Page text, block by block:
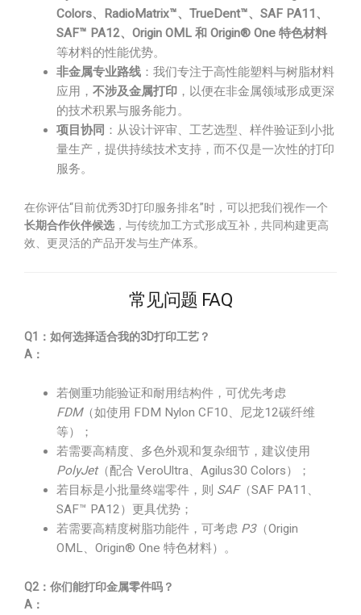
Colors、RadioMatrix™、TrueDent™、SAF PA11、
SAF™ PA12、Origin OML 和 Origin® One 特色材料
等材料的性能优势。
非金属专业路线 ：我们专注于高性能塑料与树脂材料
应用， 不涉及金属打印 ，以便在非金属领域形成更深
的技术积累与服务能力。
项目协同 ：从设计评审、工艺选型、样件验证到小批
量生产，提供持续技术支持，而不仅是一次性的打印
服务。
在你评估“目前优秀3D打印服务排名”时，可以把我们视作一个
长期合作伙伴候选 ，与传统加工方式形成互补，共同构建更高
效、更灵活的产品开发与生产体系。
常见问题 FAQ
Q1：如何选择适合我的3D打印工艺？
A：
若侧重功能验证和耐用结构件，可优先考虑
FDM（如使用 FDM Nylon CF10、尼龙12碳纤维
等）；
若需要高精度、多色外观和复杂细节，建议使用
PolyJet（配合 VeroUltra、Agilus30 Colors）；
若目标是小批量终端零件，则 SAF（SAF PA11、
SAF™ PA12）更具优势；
若需要高精度树脂功能件，可考虑 P3（Origin
OML、Origin® One 特色材料）。
Q2：你们能打印金属零件吗？
A：